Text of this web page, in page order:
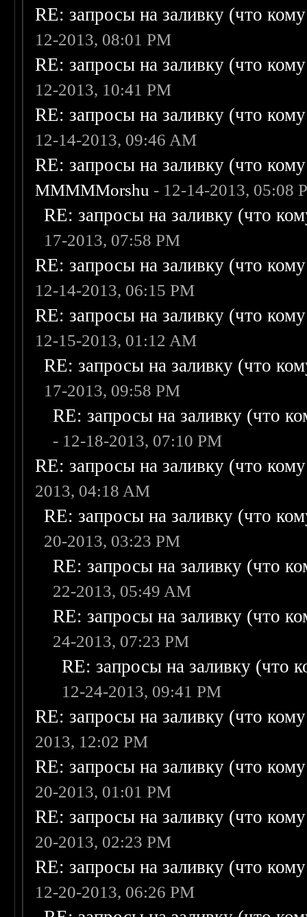
RE: запросы на заливку (что
12-2013, 08:01 PM
RE: запросы на заливку (что
12-2013, 10:41 PM
RE: запросы на заливку (что
12-14-2013, 09:46 AM
RE: запросы на заливку (что
MMMMMorshu - 12-14-2013, 05:08
RE: запросы на заливку (что
17-2013, 07:58 PM
RE: запросы на заливку (что
12-14-2013, 06:15 PM
RE: запросы на заливку (что
12-15-2013, 01:12 AM
RE: запросы на заливку (что
17-2013, 09:58 PM
RE: запросы на заливку (что
- 12-18-2013, 07:10 PM
RE: запросы на заливку (что
2013, 04:18 AM
RE: запросы на заливку (что
20-2013, 03:23 PM
RE: запросы на заливку (что
22-2013, 05:49 AM
RE: запросы на заливку (что
24-2013, 07:23 PM
RE: запросы на заливку (что
12-24-2013, 09:41 PM
RE: запросы на заливку (что
2013, 12:02 PM
RE: запросы на заливку (что
20-2013, 01:01 PM
RE: запросы на заливку (что
20-2013, 02:23 PM
RE: запросы на заливку (что
12-20-2013, 06:26 PM